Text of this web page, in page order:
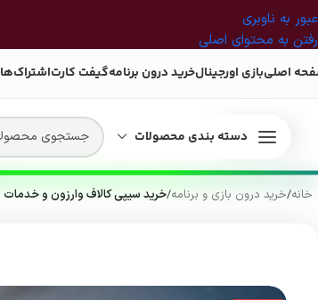
عبور به ناوبری
رفتن به محتوای اصلی
اصلیبازی اورجینالخرید درون برنامهگیفت کارتاشتراک‌ها
دسته بندی محصولات
خانه/خرید درون بازی و برنامه/خرید سیپی کالاف وارزون و خدمات